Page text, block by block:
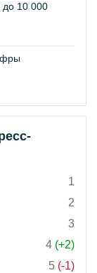
10 000
1
2
3
4 (+2)
5 (-1)